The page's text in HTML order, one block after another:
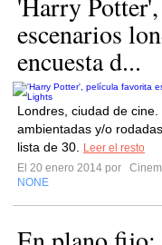
escenarios
encuesta d...
Londres, ciudad de
ambientadas y/o
lista de 30.
Leer el resto
El 20 enero 2014 por
NONE